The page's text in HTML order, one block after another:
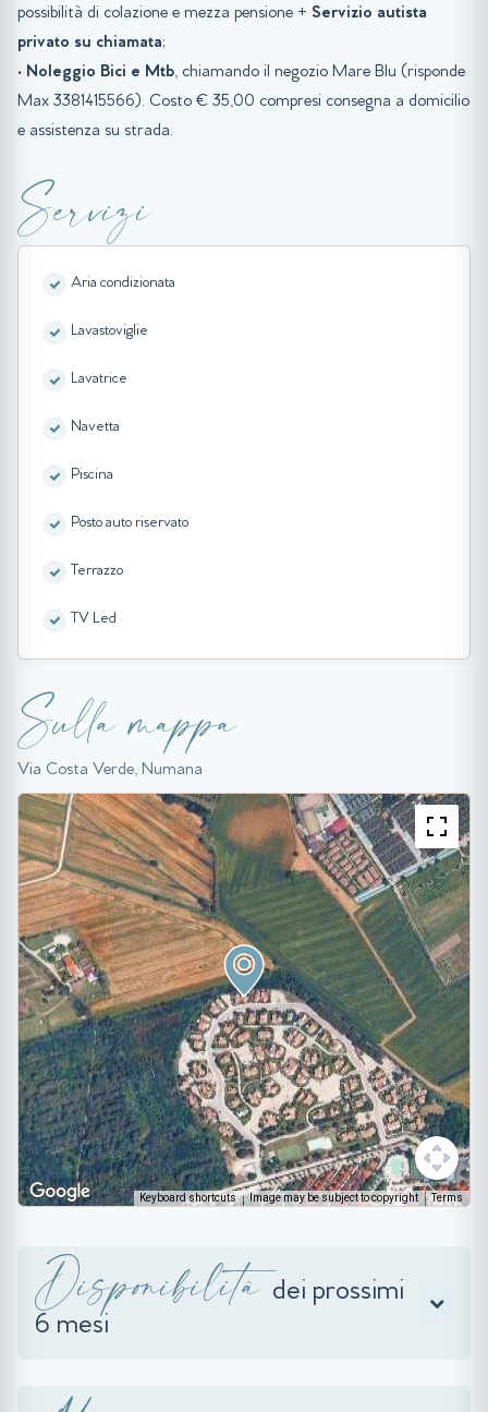
possibilità di colazione e mezza pensione + Servizio autista
privato su chiamata;
• Noleggio Bici e Mtb, chiamando il negozio Mare Blu (risponde
Max 3381415566). Costo € 35,00 compresi consegna a domicilio
e assistenza su strada.
Servizi
Aria condizionata
Lavastoviglie
Lavatrice
Navetta
Piscina
Posto auto riservato
Terrazzo
TV Led
Sulla mappa
Via Costa Verde, Numana
Keyboard shortcuts Image may be subject to copyright Terms
Disponibilità dei prossimi
6 mesi